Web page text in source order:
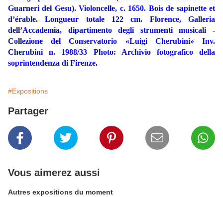
Guarneri del Gesu). Violoncelle, c. 1650. Bois de sapinette et
d’érable. Longueur totale 122 cm. Florence, Galleria
dell’Accademia, dipartimento degli strumenti musicali -
Collezione del Conservatorio «Luigi Cherubini» Inv.
Cherubini n. 1988/33 Photo: Archivio fotografico della
soprintendenza di Firenze.
#Expositions
Partager
Vous aimerez aussi
Autres expositions du moment